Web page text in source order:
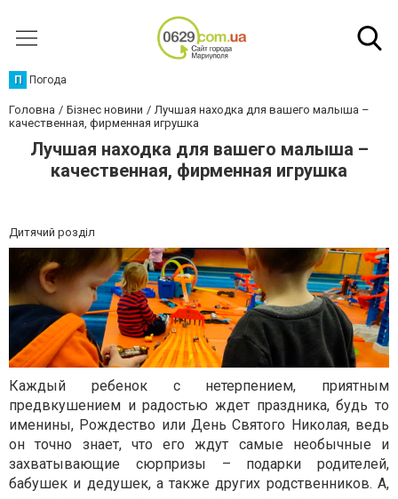
П Погода
Головна Бізнес новини
Лучшая находка для вашего малыша –
качественная, фирменная игрушка
Лучшая находка для вашего малыша –
качественная, фирменная игрушка
Дитячий розділ
Каждый ребенок с нетерпением, приятным
предвкушением и радостью ждет праздника, будь то
именины, Рождество или День Святого Николая, ведь
он точно знает, что его ждут самые необычные и
захватывающие сюрпризы – подарки родителей,
бабушек и дедушек, а также других родственников. А,